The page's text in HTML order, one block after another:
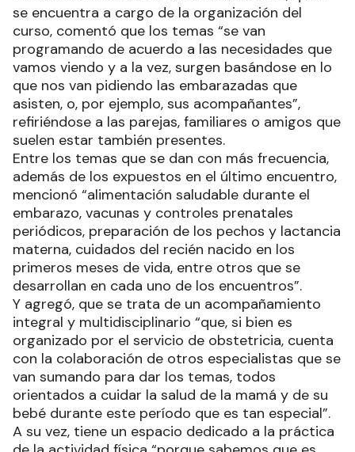
se encuentra a cargo de la organización del
curso, comentó que los temas “se van
programando de acuerdo a las necesidades que
vamos viendo y a la vez, surgen basándose en lo
que nos van pidiendo las embarazadas que
asisten, o, por ejemplo, sus acompañantes”,
refiriéndose a las parejas, familiares o amigos que
suelen estar también presentes.
Entre los temas que se dan con más frecuencia,
además de los expuestos en el último encuentro,
mencionó “alimentación saludable durante el
embarazo, vacunas y controles prenatales
periódicos, preparación de los pechos y lactancia
materna, cuidados del recién nacido en los
primeros meses de vida, entre otros que se
desarrollan en cada uno de los encuentros”.
Y agregó, que se trata de un acompañamiento
integral y multidisciplinario “que, si bien es
organizado por el servicio de obstetricia, cuenta
con la colaboración de otros especialistas que se
van sumando para dar los temas, todos
orientados a cuidar la salud de la mamá y de su
bebé durante este período que es tan especial”.
A su vez, tiene un espacio dedicado a la práctica